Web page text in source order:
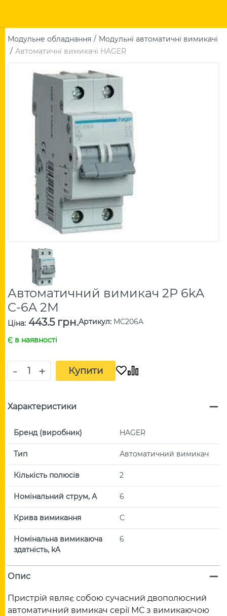
Модульне обладнання
Модульні автоматичні вимикачі
Автоматичні вимикачі HAGER
Автоматичний вимикач 2P 6kA
C-6A 2M
Ціна: 443.5 грн.Артикул: MC206A
Є в наявності
- + Купити
Характеристики
Бренд (виробник) HAGER
Тип Автоматичний вимикач
Кількість полюсів 2
Номінальний струм, А 6
Крива вимикання C
Номінальна вимикаюча
здатність, kA
6
Опис
Пристрій являє собою сучасний двополюсний
автоматичний вимикач серії MС з вимикаючою